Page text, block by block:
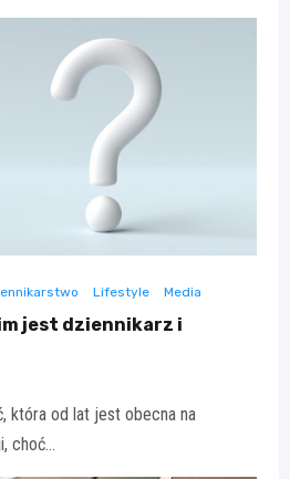
Lifestyle Media
jest dziennikarz i
która od lat jest obecna na
choć…